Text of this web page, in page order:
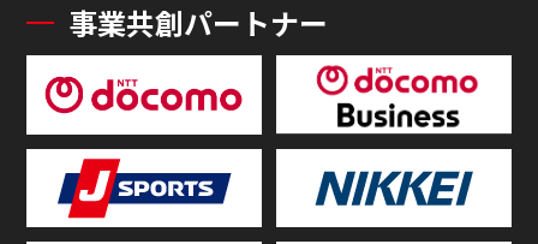
事業共創パートナー